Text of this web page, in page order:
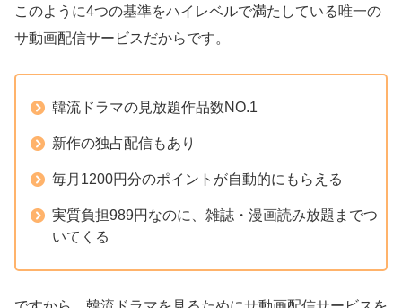
このように4つの基準をハイレベルで満たしている唯一の
サ動画配信サービスだからです。
韓流ドラマの見放題作品数NO.1
新作の独占配信もあり
毎月1200円分のポイントが自動的にもらえる
実質負担989円なのに、雑誌・漫画読み放題までつ
いてくる